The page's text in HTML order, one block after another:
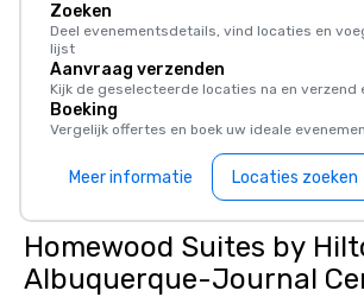
Zoeken
Deel evenementsdetails, vind locaties en
lijst
Aanvraag verzenden
Kijk de geselecteerde locaties na en verzend
Boeking
Vergelijk offertes en boek uw ideale
Meer informatie Locaties zoeken
Homewood Suites by
Albuquerque-Journal